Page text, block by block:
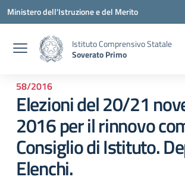
Vai ai contenuti
Vai al menu di navigazione
Vai al footer
Ministero dell'Istruzione e del Merito
Istituto Comprensivo Statale
Soverato Primo
58/2016
Elezioni del 20/21
2016 per il rinnovo
Consiglio di Istituto.
Elenchi.